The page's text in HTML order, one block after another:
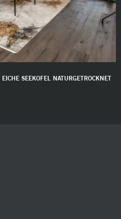
SEEKOFEL NATURGETROCKNET